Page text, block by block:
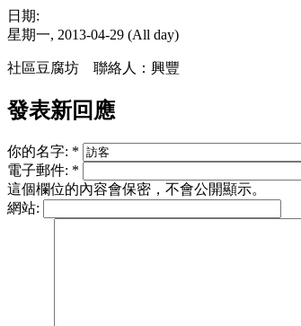
日期:
星期一, 2013-04-29 (All day)
社區豆腐坊 聯絡人：興豐
發表新回應
你的名字: *
電子郵件: *
這個欄位的內容會保密，不會公開顯示。
網站: